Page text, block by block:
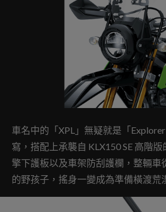
車名中的「XPL」無疑就是「
寫，搭配上承襲自 KLX150 SE 高階版
擎下護板以及車架防刮護欄，整輛車
的野孩子，搖身一變成為準備橫渡荒